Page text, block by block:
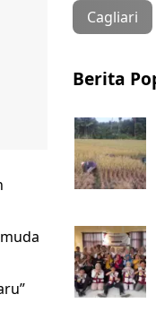
Cagliari
Berita